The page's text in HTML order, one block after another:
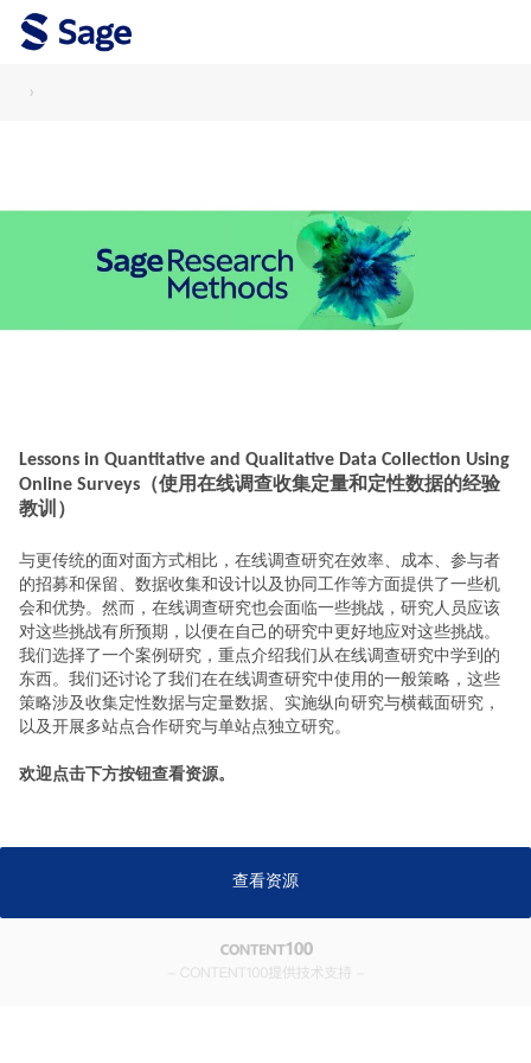
›
Lessons in Quantitative and Qualitative Data Collection Using
Online Surveys（使用在线调查收集定量和定性数据的经验
教训）
与更传统的面对面方式相比，在线调查研究在效率、成本、参与者
的招募和保留、数据收集和设计以及协同工作等方面提供了一些机
会和优势。然而，在线调查研究也会面临一些挑战，研究人员应该
对这些挑战有所预期，以便在自己的研究中更好地应对这些挑战。
我们选择了一个案例研究，重点介绍我们从在线调查研究中学到的
东西。我们还讨论了我们在在线调查研究中使用的一般策略，这些
策略涉及收集定性数据与定量数据、实施纵向研究与横截面研究，
以及开展多站点合作研究与单站点独立研究。
欢迎点击下方按钮查看资源。
查看资源